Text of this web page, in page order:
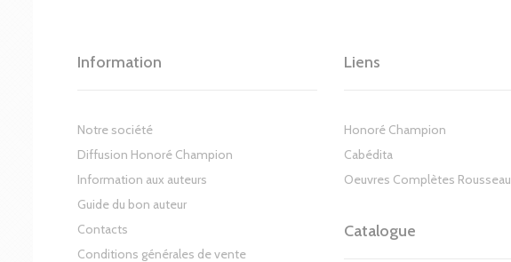
Information
Notre société
Diffusion Honoré Champion
Information aux auteurs
Guide du bon auteur
Contacts
Conditions générales de vente
Liens
Honoré Champion
Cabédita
Oeuvres Complètes Rousseau
Catalogue